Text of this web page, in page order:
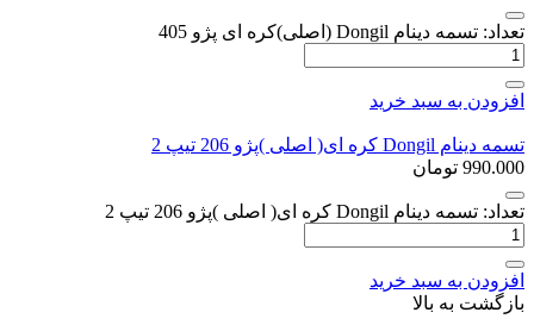
تعداد: تسمه دینام Dongil (اصلی)کره ای پژو 405
افزودن به سبد خرید
تسمه دینام Dongil کره ای( اصلی )پژو 206 تیپ 2
990.000 تومان
تعداد: تسمه دینام Dongil کره ای( اصلی )پژو 206 تیپ 2
افزودن به سبد خرید
بازگشت به بالا